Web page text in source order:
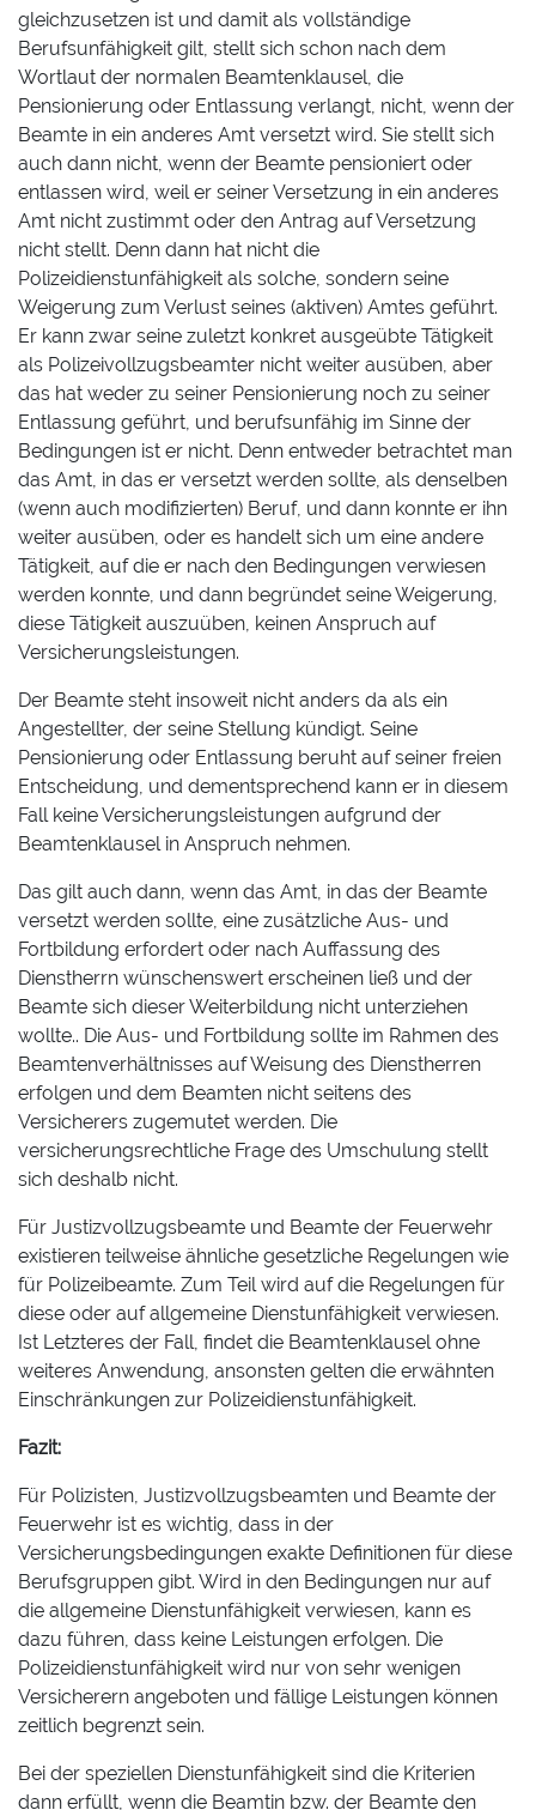
gleichzusetzen ist und damit als vollständige
Berufsunfähigkeit gilt, stellt sich schon nach dem
Wortlaut der normalen Beamtenklausel, die
Pensionierung oder Entlassung verlangt, nicht, wenn der
Beamte in ein anderes Amt versetzt wird. Sie stellt sich
auch dann nicht, wenn der Beamte pensioniert oder
entlassen wird, weil er seiner Versetzung in ein anderes
Amt nicht zustimmt oder den Antrag auf Versetzung
nicht stellt. Denn dann hat nicht die
Polizeidienstunfähigkeit als solche, sondern seine
Weigerung zum Verlust seines (aktiven) Amtes geführt.
Er kann zwar seine zuletzt konkret ausgeübte Tätigkeit
als Polizeivollzugsbeamter nicht weiter ausüben, aber
das hat weder zu seiner Pensionierung noch zu seiner
Entlassung geführt, und berufsunfähig im Sinne der
Bedingungen ist er nicht. Denn entweder betrachtet man
das Amt, in das er versetzt werden sollte, als denselben
(wenn auch modifizierten) Beruf, und dann konnte er ihn
weiter ausüben, oder es handelt sich um eine andere
Tätigkeit, auf die er nach den Bedingungen verwiesen
werden konnte, und dann begründet seine Weigerung,
diese Tätigkeit auszuüben, keinen Anspruch auf
Versicherungsleistungen.
Der Beamte steht insoweit nicht anders da als ein
Angestellter, der seine Stellung kündigt. Seine
Pensionierung oder Entlassung beruht auf seiner freien
Entscheidung, und dementsprechend kann er in diesem
Fall keine Versicherungsleistungen aufgrund der
Beamtenklausel in Anspruch nehmen.
Das gilt auch dann, wenn das Amt, in das der Beamte
versetzt werden sollte, eine zusätzliche Aus- und
Fortbildung erfordert oder nach Auffassung des
Dienstherrn wünschenswert erscheinen ließ und der
Beamte sich dieser Weiterbildung nicht unterziehen
wollte.. Die Aus- und Fortbildung sollte im Rahmen des
Beamtenverhältnisses auf Weisung des Dienstherren
erfolgen und dem Beamten nicht seitens des
Versicherers zugemutet werden. Die
versicherungsrechtliche Frage des Umschulung stellt
sich deshalb nicht.
Für Justizvollzugsbeamte und Beamte der Feuerwehr
existieren teilweise ähnliche gesetzliche Regelungen wie
für Polizeibeamte. Zum Teil wird auf die Regelungen für
diese oder auf allgemeine Dienstunfähigkeit verwiesen.
Ist Letzteres der Fall, findet die Beamtenklausel ohne
weiteres Anwendung, ansonsten gelten die erwähnten
Einschränkungen zur Polizeidienstunfähigkeit.
Fazit:
Für Polizisten, Justizvollzugsbeamten und Beamte der
Feuerwehr ist es wichtig, dass in der
Versicherungsbedingungen exakte Definitionen für diese
Berufsgruppen gibt. Wird in den Bedingungen nur auf
die allgemeine Dienstunfähigkeit verwiesen, kann es
dazu führen, dass keine Leistungen erfolgen. Die
Polizeidienstunfähigkeit wird nur von sehr wenigen
Versicherern angeboten und fällige Leistungen können
zeitlich begrenzt sein.
Bei der speziellen Dienstunfähigkeit sind die Kriterien
dann erfüllt, wenn die Beamtin bzw. der Beamte den